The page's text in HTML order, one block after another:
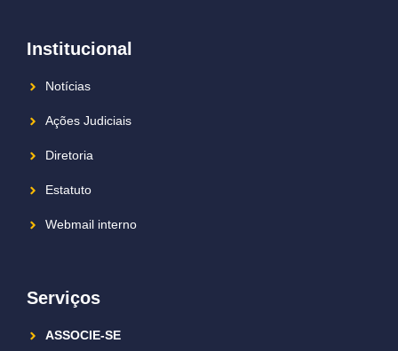
Institucional
Notícias
Ações Judiciais
Diretoria
Estatuto
Webmail interno
Serviços
ASSOCIE-SE